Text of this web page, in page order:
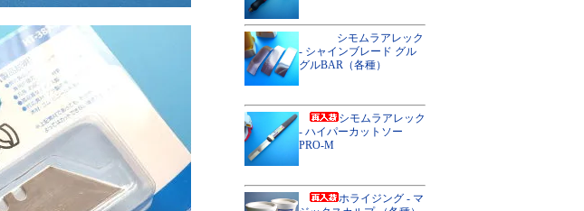
シモムラアレック
- シャインブレード グル
グルBAR（各種）
シモムラアレック
- ハイパーカットソー
PRO-M
ホライジング - マ